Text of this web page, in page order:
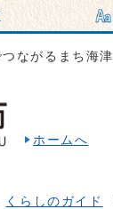
ながるまち海津
ホームへ
くらしのガイド